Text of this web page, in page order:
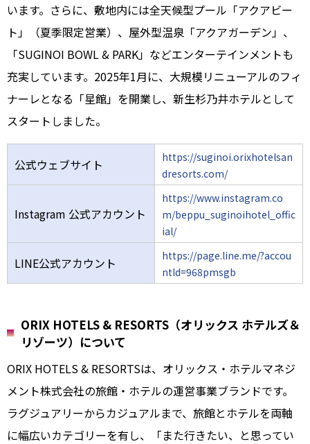
います。さらに、敷地内には全天候型プール「アクアビー
ト」（夏季限定営業）、屋外型温泉「アクアガーデン」、
「SUGINOI BOWL & PARK」などエンターテインメントも
充実しています。2025年1月に、大規模リニューアルのフィ
ナーレとなる「星館」を開業し、新生杉乃井ホテルとして
スタートしました。
公式ウェブサイト
https://suginoi.orixhotelsan
dresorts.com/
Instagram 公式アカウント
https://www.instagram.co
m/beppu_suginoihotel_offic
ial/
LINE公式アカウント
https://page.line.me/?accou
ntId=968pmsgb
ORIX HOTELS & RESORTS（オリックス ホテルズ＆
リゾーツ）について
ORIX HOTELS & RESORTSは、オリックス・ホテルマネジ
メント株式会社の旅館・ホテルの運営事業ブランドです。
ラグジュアリーからカジュアルまで、旅館とホテルを両軸
に幅広いカテゴリーを有し、「また行きたい、と思ってい